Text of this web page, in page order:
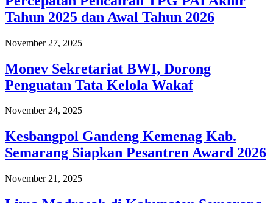
Tahun 2025 dan Awal Tahun 2026
November 27, 2025
Monev Sekretariat BWI, Dorong
Penguatan Tata Kelola Wakaf
November 24, 2025
Kesbangpol Gandeng Kemenag Kab.
Semarang Siapkan Pesantren Award 2026
November 21, 2025